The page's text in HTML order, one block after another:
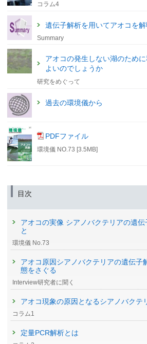
コラム4
遺伝子解析を用いてアオコを
Summary
アオコの発生しない湖のため
よいのでしょうか
研究をめぐって
過去の環境儀から
PDFファイル
環境儀 NO.73 [3.5MB]
目次
アオコの実像 シアノバクテリアの遺伝
と
環境儀 No.73
アオコ原因シアノバクテリアの遺伝子
態をさぐる
Interview研究者に聞く
アオコ現象の原因となるシアノバクテ
コラム1
定量PCR解析とは